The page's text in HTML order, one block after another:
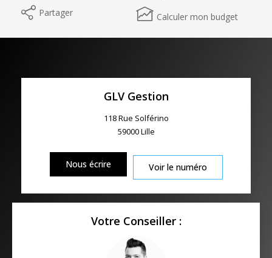
Partager
Calculer mon budget
GLV Gestion
118 Rue Solférino
59000Lille
Nous écrire Voir le numéro
Votre Conseiller :